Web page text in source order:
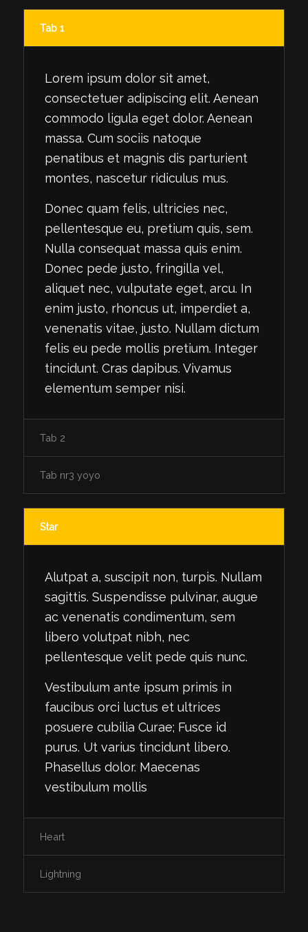
Tab 1
Lorem ipsum dolor sit amet,
consectetuer adipiscing elit. Aenean
commodo ligula eget dolor. Aenean
massa. Cum sociis natoque
penatibus et magnis dis parturient
montes, nascetur ridiculus mus.
Donec quam felis, ultricies nec,
pellentesque eu, pretium quis, sem.
Nulla consequat massa quis enim.
Donec pede justo, fringilla vel,
aliquet nec, vulputate eget, arcu. In
enim justo, rhoncus ut, imperdiet a,
venenatis vitae, justo. Nullam dictum
felis eu pede mollis pretium. Integer
tincidunt. Cras dapibus. Vivamus
elementum semper nisi.
Tab 2
Tab nr3 yoyo
Star
Alutpat a, suscipit non, turpis. Nullam
sagittis. Suspendisse pulvinar, augue
ac venenatis condimentum, sem
libero volutpat nibh, nec
pellentesque velit pede quis nunc.
Vestibulum ante ipsum primis in
faucibus orci luctus et ultrices
posuere cubilia Curae; Fusce id
purus. Ut varius tincidunt libero.
Phasellus dolor. Maecenas
vestibulum mollis
Heart
Lightning